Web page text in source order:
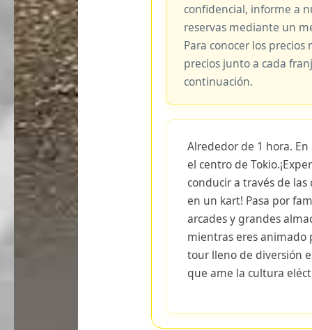
confidencial, informe a
reservas mediante un
Para conocer los
precios junto a cada
continuación.
Alrededor de 1 hora. En
el centro de
conducir a través de
en un kart! Pasa por
arcades y grandes
mientras eres animado
tour lleno de diversión
que ame la cultura